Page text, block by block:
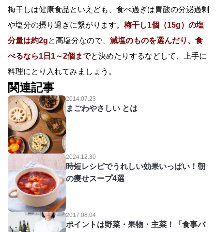
梅干しは健康食品といえども、食べ過ぎは胃酸の分泌過剰
や塩分の摂り過ぎに繋がります。 梅干し1個（15g）の塩
分量は約2gと高塩分なので、 減塩のものを選んだり、食
べるなら1日1～2個までと決めたりするなどして、上手に
料理にとり入れてみましょう。
関連記事
2014.07.23
まごわやさしい とは
2024.12.30
時短レシピでうれしい効果いっぱい！朝
の痩せスープ4選
2017.08.04
ポイントは野菜・果物・主菜！「食事バ